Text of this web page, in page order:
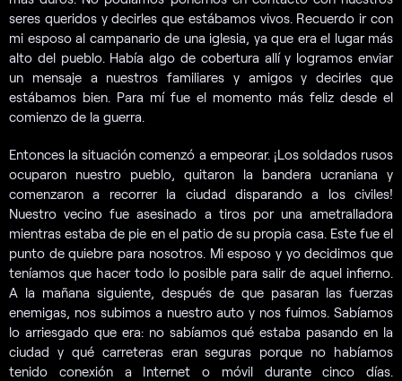
seres queridos y decirles que estábamos vivos. Recuerdo ir con
mi esposo al campanario de una iglesia, ya que era el lugar más
alto del pueblo. Había algo de cobertura allí y logramos enviar
un mensaje a nuestros familiares y amigos y decirles que
estábamos bien. Para mí fue el momento más feliz desde el
comienzo de la guerra.
Entonces la situación comenzó a empeorar. ¡Los soldados rusos
ocuparon nuestro pueblo, quitaron la bandera ucraniana y
comenzaron a recorrer la ciudad disparando a los civiles!
Nuestro vecino fue asesinado a tiros por una ametralladora
mientras estaba de pie en el patio de su propia casa. Este fue el
punto de quiebre para nosotros. Mi esposo y yo decidimos que
teníamos que hacer todo lo posible para salir de aquel infierno.
A la mañana siguiente, después de que pasaran las fuerzas
enemigas, nos subimos a nuestro auto y nos fuimos. Sabíamos
lo arriesgado que era: no sabíamos qué estaba pasando en la
ciudad y qué carreteras eran seguras porque no habíamos
tenido conexión a Internet o móvil durante cinco días.